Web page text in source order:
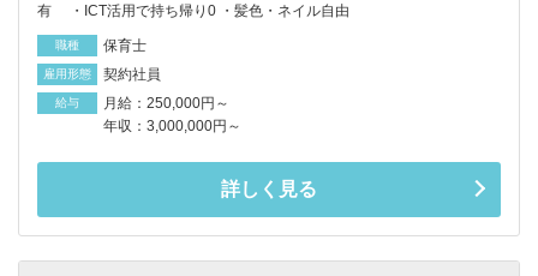
有 ・ICT活用で持ち帰り0 ・髪色・ネイル自由
職種 保育士
雇用形態 契約社員
給与
月給：250,000円～
年収：3,000,000円～
詳しく見る